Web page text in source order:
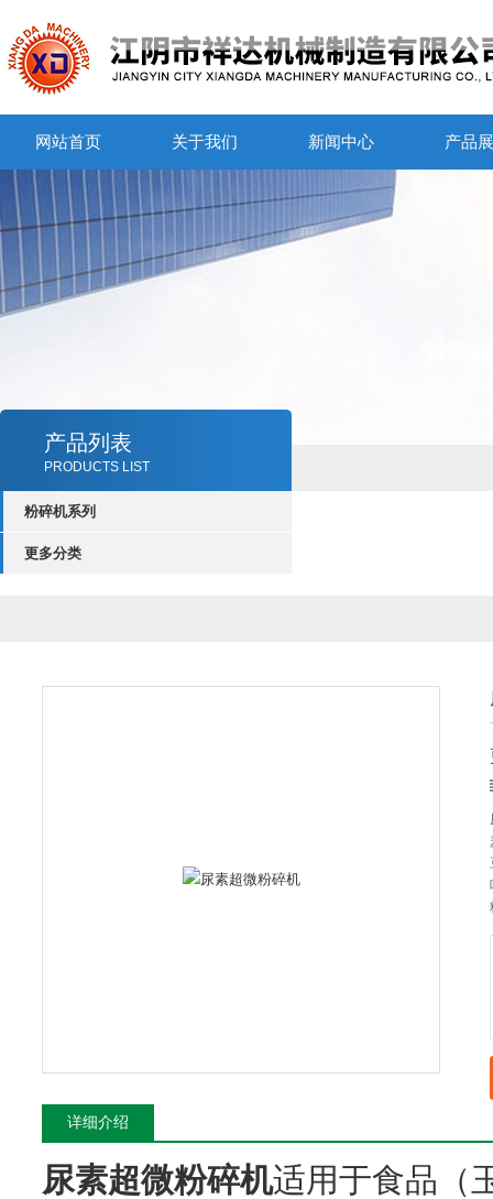
网站首页 关于我们 新闻中心 产品
产品列表
PRODUCTS LIST
粉碎机系列
更多分类
详细介绍
尿素超微粉碎机适用于食品（